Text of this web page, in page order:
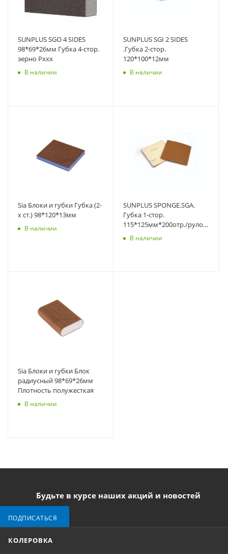
SUNPLUS SGO 4 SIDES
98*69*26мм Губка 4-стор.
зерно Pxxx
В наличии
SUNPLUS SGI 2 SIDES
.Губка 2-стор.
120*100*12мм
В наличии
Sia Блоки и губки Губка (2-
х ст.) 98*120*13мм
В наличии
SUNPLUS SPONGE.SGA.
Губка 1-стор.
115*125мм*200отр./рулон,
зерно Pxxx
В наличии
Sia Блоки и губки Блок
радиусный 98*69*26мм
Плотность полужесткая
В наличии
Будьте в курсе наших акций и новостей
ПОДПИСАТЬСЯ
КОЛЕРОВКА